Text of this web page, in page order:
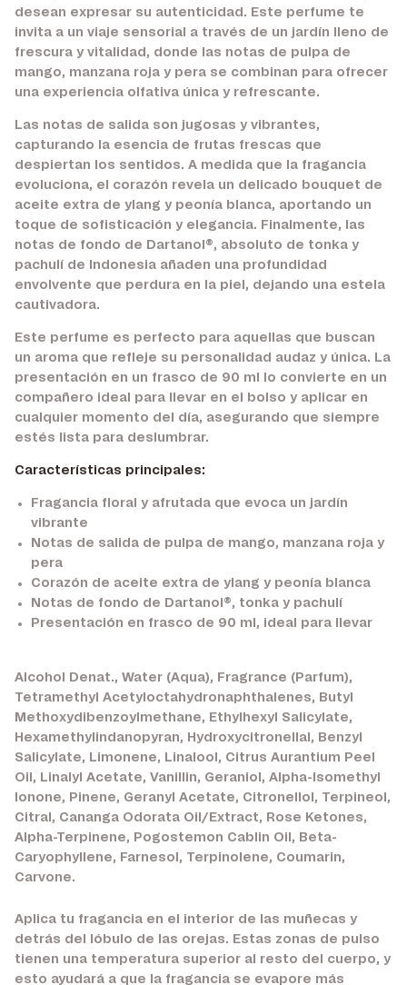
desean expresar su autenticidad. Este perfume te
invita a un viaje sensorial a través de un jardín lleno de
frescura y vitalidad, donde las notas de pulpa de
mango, manzana roja y pera se combinan para ofrecer
una experiencia olfativa única y refrescante.
Las notas de salida son jugosas y vibrantes,
capturando la esencia de frutas frescas que
despiertan los sentidos. A medida que la fragancia
evoluciona, el corazón revela un delicado bouquet de
aceite extra de ylang y peonía blanca, aportando un
toque de sofisticación y elegancia. Finalmente, las
notas de fondo de Dartanol®, absoluto de tonka y
pachulí de Indonesia añaden una profundidad
envolvente que perdura en la piel, dejando una estela
cautivadora.
Este perfume es perfecto para aquellas que buscan
un aroma que refleje su personalidad audaz y única. La
presentación en un frasco de 90 ml lo convierte en un
compañero ideal para llevar en el bolso y aplicar en
cualquier momento del día, asegurando que siempre
estés lista para deslumbrar.
Características principales:
Fragancia floral y afrutada que evoca un jardín
vibrante
Notas de salida de pulpa de mango, manzana roja y
pera
Corazón de aceite extra de ylang y peonía blanca
Notas de fondo de Dartanol®, tonka y pachulí
Presentación en frasco de 90 ml, ideal para llevar
Alcohol Denat., Water (Aqua), Fragrance (Parfum),
Tetramethyl Acetyloctahydronaphthalenes, Butyl
Methoxydibenzoylmethane, Ethylhexyl Salicylate,
Hexamethylindanopyran, Hydroxycitronellal, Benzyl
Salicylate, Limonene, Linalool, Citrus Aurantium Peel
Oil, Linalyl Acetate, Vanillin, Geraniol, Alpha-Isomethyl
Ionone, Pinene, Geranyl Acetate, Citronellol, Terpineol,
Citral, Cananga Odorata Oil/Extract, Rose Ketones,
Alpha-Terpinene, Pogostemon Cablin Oil, Beta-
Caryophyllene, Farnesol, Terpinolene, Coumarin,
Carvone.
Aplica tu fragancia en el interior de las muñecas y
detrás del lóbulo de las orejas. Estas zonas de pulso
tienen una temperatura superior al resto del cuerpo, y
esto ayudará a que la fragancia se evapore más